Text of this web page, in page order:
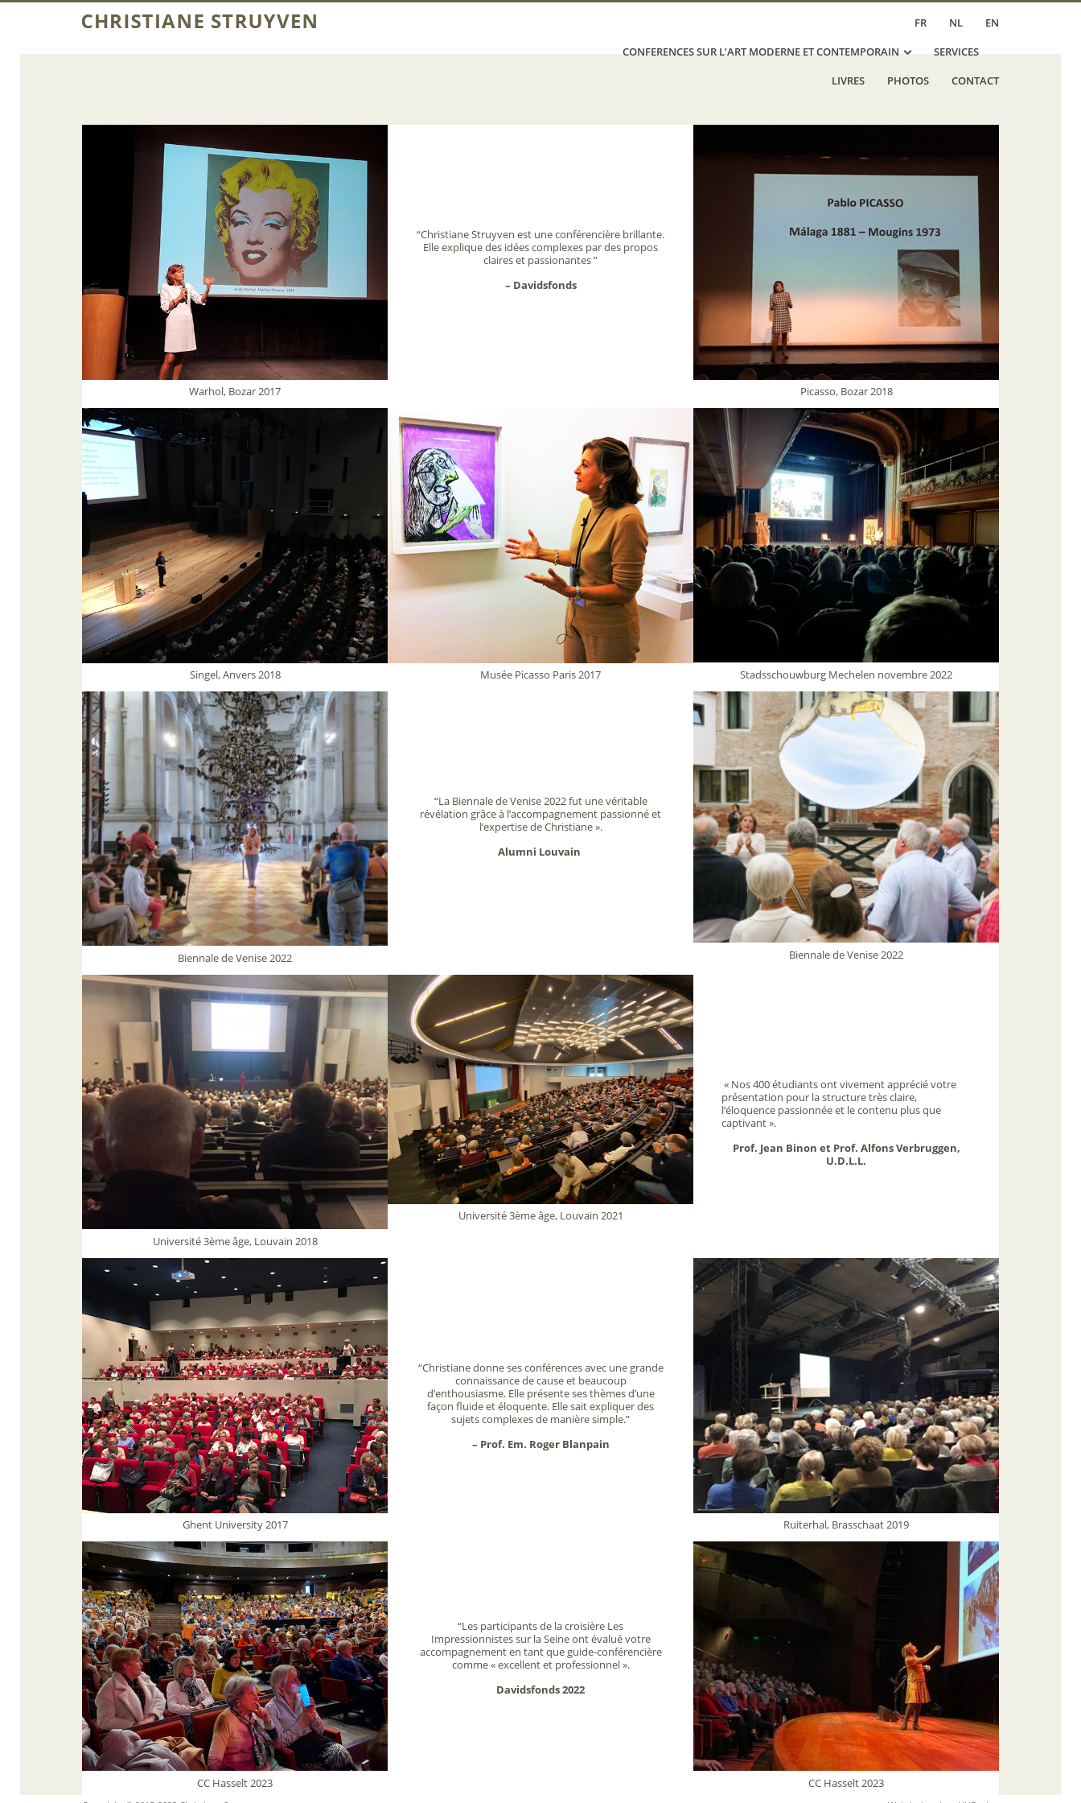
FR NL
EN
CONFERENCES SUR L’ART MODERNE ET CONTEMPORAIN
SERVICES
LIVRES
PHOTOS CONTACT
Warhol, Bozar 2017
“Christiane Struyven est une conférencière brillante.
Elle explique des idées complexes par des propos
claires et passionantes ”
– Davidsfonds
Picasso, Bozar 2018
Singel, Anvers 2018 Musée Picasso Paris 2017 Stadsschouwburg Mechelen novembre 2022
Biennale de Venise 2022
“La Biennale de Venise 2022 fut une véritable
révélation grâce à l’accompagnement passionné et
l’expertise de Christiane ».
Alumni Louvain
Biennale de Venise 2022
Université 3ème âge, Louvain 2018
Université 3ème âge, Louvain 2021
« Nos 400 étudiants ont vivement apprécié votre
présentation pour la structure très claire,
l’éloquence passionnée et le contenu plus que
captivant ».
Prof. Jean Binon et Prof. Alfons Verbruggen,
U.D.L.L.
Ghent University 2017
“Christiane donne ses conférences avec une grande
connaissance de cause et beaucoup
d’enthousiasme. Elle présente ses thèmes d’une
façon fluide et éloquente. Elle sait expliquer des
sujets complexes de manière simple.”
– Prof. Em. Roger Blanpain
Ruiterhal, Brasschaat 2019
CC Hasselt 2023
“Les participants de la croisière Les
Impressionnistes sur la Seine ont évalué votre
accompagnement en tant que guide-conférencière
comme « excellent et professionnel ».
Davidsfonds 2022
CC Hasselt 2023